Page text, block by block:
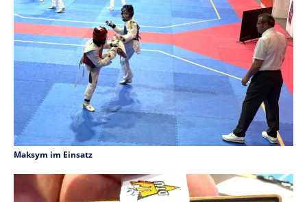
Maksym im Einsatz